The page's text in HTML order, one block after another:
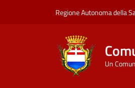
Regione Autonoma della
Un